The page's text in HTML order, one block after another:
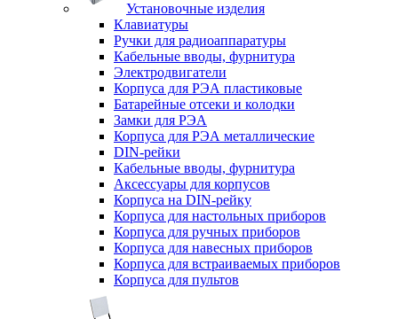
Установочные изделия
Клавиатуры
Ручки для радиоаппаратуры
Кабельные вводы, фурнитура
Электродвигатели
Корпуса для РЭА пластиковые
Батарейные отсеки и колодки
Замки для РЭА
Корпуса для РЭА металлические
DIN-рейки
Кабельные вводы, фурнитура
Аксессуары для корпусов
Корпуса на DIN-рейку
Корпуса для настольных приборов
Корпуса для ручных приборов
Корпуса для навесных приборов
Корпуса для встраиваемых приборов
Корпуса для пультов